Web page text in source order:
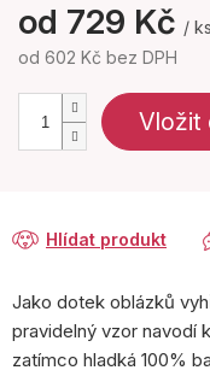
od 729 Kč / ks
od 602 Kč bez DPH
Vložit
Hlídat produkt
Jako dotek oblázků
pravidelný vzor navodí
zatímco hladká 100%